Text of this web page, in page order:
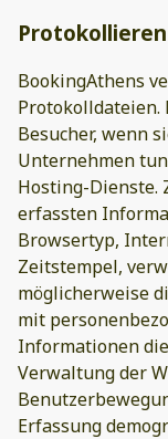
BookingAthens
Besucher, wenn
Unternehmen
Hosting-Dienste.
erfassten
Browsertyp,
Zeitstempel,
möglicherweise
mit
Informationen
Verwaltung der
Erfassung